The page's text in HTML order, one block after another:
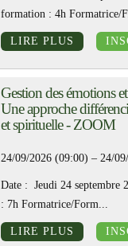
formation : 4h Formatrice/
LIRE PLUS
Gestion des émotions
Une approche
et spirituelle - ZOOM
24/09/2026 (09:00) – 24/
Date : Jeudi 24 septembre
: 7h Formatrice/Form...
LIRE PLUS